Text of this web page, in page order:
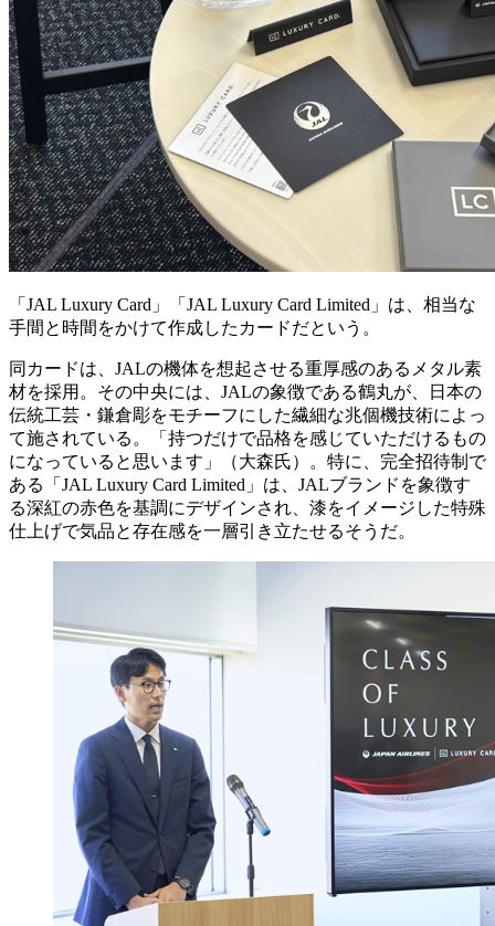
「JAL Luxury Card」「JAL Luxury Card Limited」は、相当な
手間と時間をかけて作成したカードだという。
同カードは、JALの機体を想起させる重厚感のあるメタル素
材を採用。その中央には、JALの象徴である鶴丸が、日本の
伝統工芸・鎌倉彫をモチーフにした繊細な兆個機技術によっ
て施されている。「持つだけで品格を感じていただけるもの
になっていると思います」（大森氏）。特に、完全招待制で
ある「JAL Luxury Card Limited」は、JALブランドを象徴す
る深紅の赤色を基調にデザインされ、漆をイメージした特殊
仕上げで気品と存在感を一層引き立たせるそうだ。